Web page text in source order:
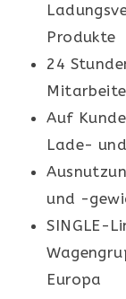
Produkte
24
Auf
Lade-
und -
SINGLE-
Europa